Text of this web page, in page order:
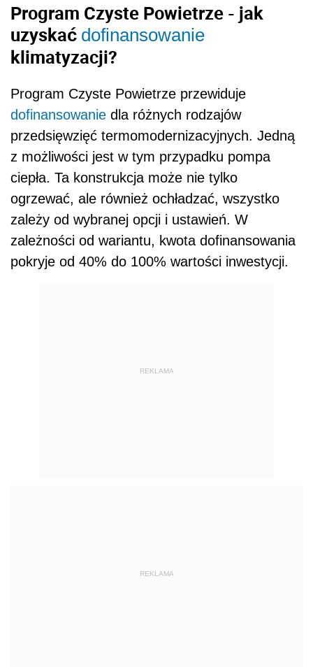
Program Czyste Powietrze - jak
uzyskać dofinansowanie
klimatyzacji?
Program Czyste Powietrze przewiduje
dofinansowanie dla różnych rodzajów
przedsięwzięć termomodernizacyjnych. Jedną
z możliwości jest w tym przypadku pompa
ciepła. Ta konstrukcja może nie tylko
ogrzewać, ale również ochładzać, wszystko
zależy od wybranej opcji i ustawień. W
zależności od wariantu, kwota dofinansowania
pokryje od 40% do 100% wartości inwestycji.
REKLAMA
REKLAMA